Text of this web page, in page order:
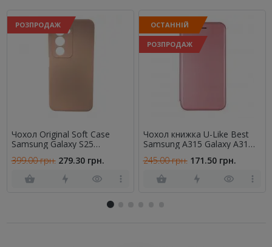
РОЗПРОДАЖ
Чохол Original Soft Case
Samsung Galaxy S25
399.00 грн. 279.30 грн.
ОСТАННІЙ
РОЗПРОДАЖ
Чохол книжка U-Like Best
Samsung A315 Galaxy A31
245.00 грн. 171.50 грн.